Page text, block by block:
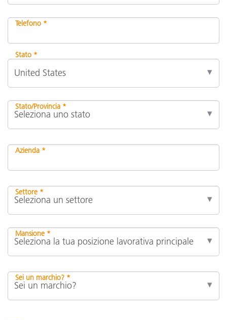
Telefono *
Stato *
Stato/Provincia *
Azienda *
Settore *
Mansione *
Sei un marchio? *